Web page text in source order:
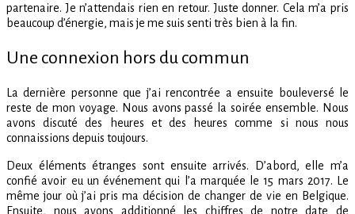
partenaire. Je n’attendais rien en retour. Juste donner. Cela m’a pris
beaucoup d’énergie, mais je me suis senti très bien à la fin.
Une connexion hors du commun
La dernière personne que j’ai rencontrée a ensuite bouleversé le
reste de mon voyage. Nous avons passé la soirée ensemble. Nous
avons discuté des heures et des heures comme si nous nous
connaissions depuis toujours.
Deux éléments étranges sont ensuite arrivés. D’abord, elle m’a
confié avoir eu un événement qui l’a marquée le 15 mars 2017. Le
même jour où j’ai pris ma décision de changer de vie en Belgique.
Ensuite, nous avons additionné les chiffres de notre date de